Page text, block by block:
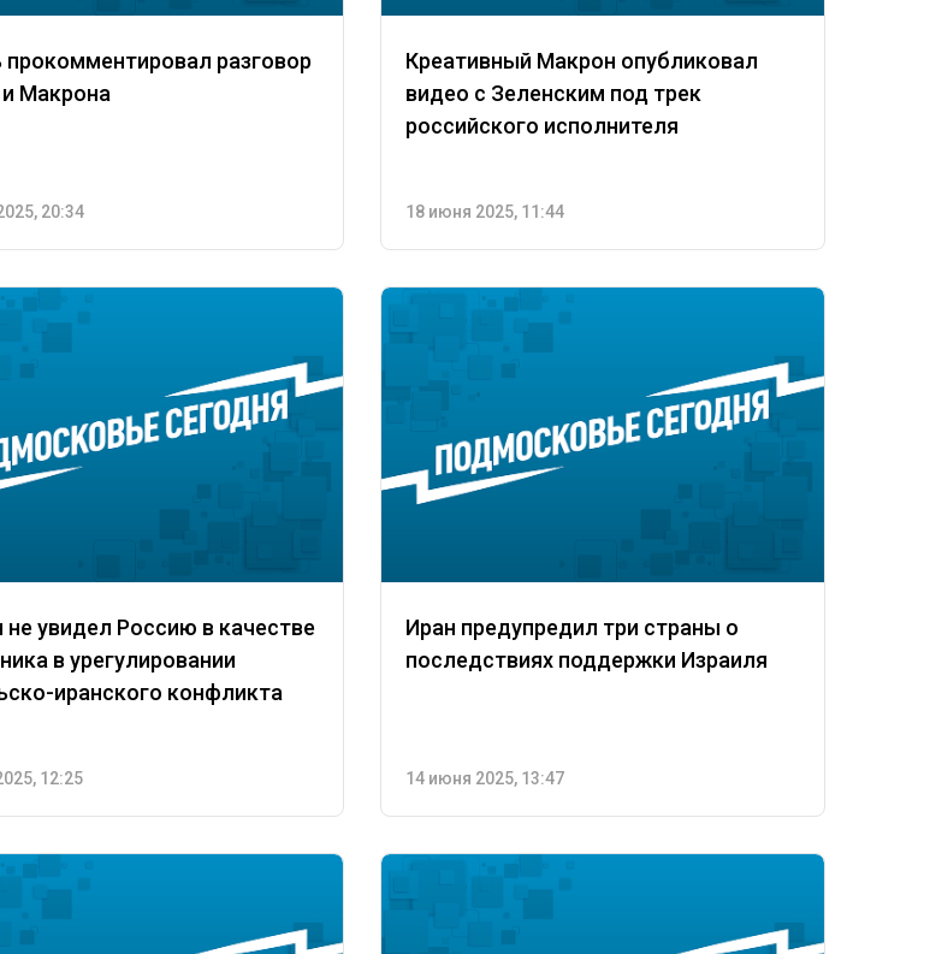
прокомментировал разговор
Макрона
20:34
Креативный Макрон опубликовал
видео с Зеленским под трек
российского исполнителя
18 июня 2025, 11:44
увидел Россию в качестве
в урегулировании
иранского конфликта
12:25
Иран предупредил три страны о
последствиях поддержки Израиля
14 июня 2025, 13:47